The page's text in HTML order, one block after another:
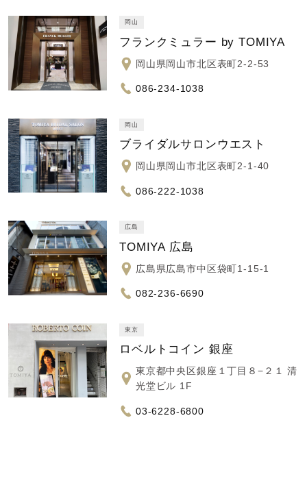
岡山
フランクミュラー by TOMIYA
岡山県岡山市北区表町2-2-53
086-234-1038
岡山
ブライダルサロンウエスト
岡山県岡山市北区表町2-1-40
086-222-1038
広島
TOMIYA 広島
広島県広島市中区袋町1-15-1
082-236-6690
東京
ロベルトコイン 銀座
東京都中央区銀座１丁目８−２１ 清
光堂ビル 1F
03-6228-6800